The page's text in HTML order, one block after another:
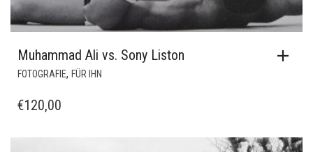
Muhammad Ali vs. Sony Liston
FOTOGRAFIE FÜR IHN
€120,00